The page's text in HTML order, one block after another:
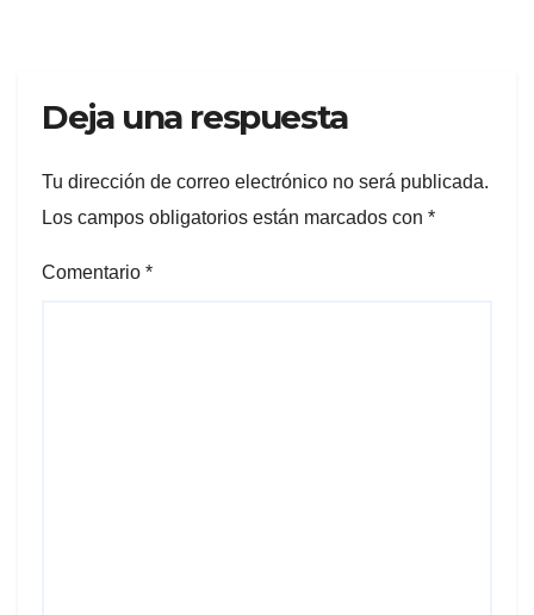
Deja una respuesta
Tu dirección de correo electrónico no será publicada.
Los campos obligatorios están marcados con *
Comentario *